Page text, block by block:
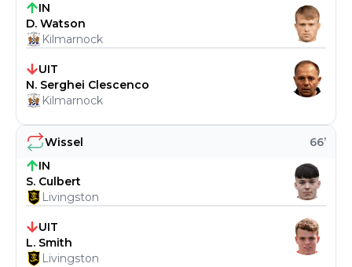
Wissel 66’
IN
S. Culbert
Livingston
UIT
L. Smith
Livingston
IN
D. Watson
Kilmarnock
UIT
N. Serghei Clescenco
Kilmarnock